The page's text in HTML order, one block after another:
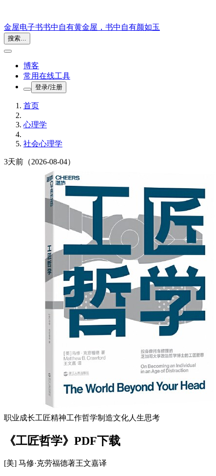
金屋电子书书中自有黄金屋，书中自有颜如玉
搜索...
博客
常用在线工具
登录/注册
首页
心理学
社会心理学
3天前 （2026-08-04）
职业成长工匠精神工作哲学制造文化人生思考
《工匠哲学》PDF下载
[美] 马修·克劳福德著王文嘉译